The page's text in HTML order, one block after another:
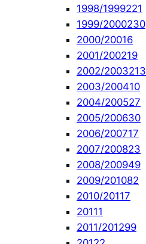
1998/1999221
1999/2000230
2000/20016
2001/200219
2002/2003213
2003/200410
2004/200527
2005/200630
2006/200717
2007/200823
2008/200949
2009/201082
2010/20117
20111
2011/201299